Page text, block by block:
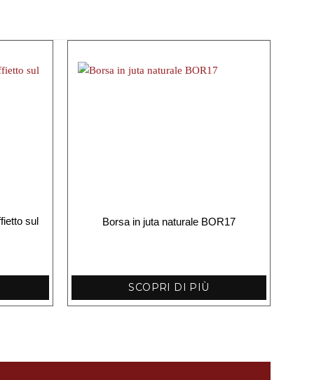
sul
Borsa in juta naturale BOR17
SCOPRI DI PIÙ